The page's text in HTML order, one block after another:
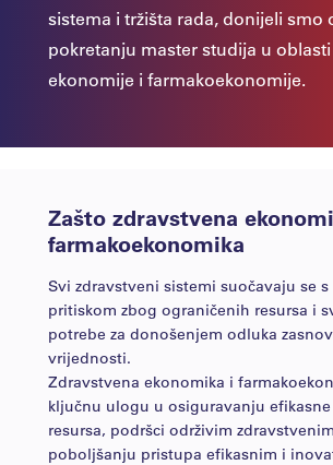
sistema i tržišta rada, donijeli smo
pokretanju master studija u
ekonomije i farmakoekonomije.
Zašto zdravstvena
farmakoekonomika
Svi zdravstveni sistemi suočavaju se
pritiskom zbog ograničenih resursa i
potrebe za donošenjem odluka
vrijednosti.
Zdravstvena ekonomika i
ključnu ulogu u osiguravanju
resursa, podršci održivim
poboljšanju pristupa efikasnim i